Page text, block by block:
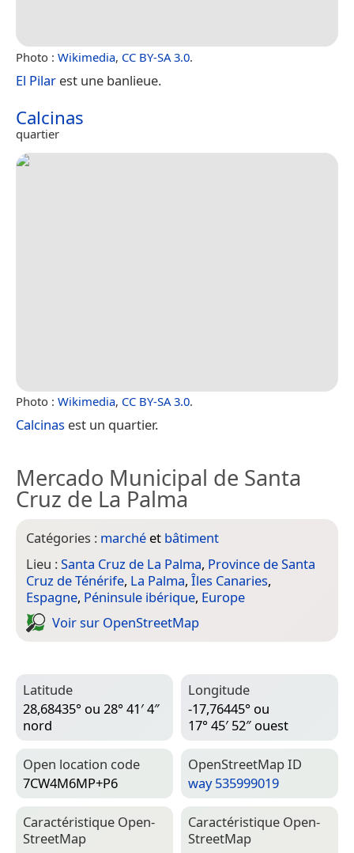
Photo : Wikimedia, CC BY-SA 3.0.
El Pilar est une banlieue.
Calcinas
quartier
Photo : Wikimedia, CC BY-SA 3.0.
Calcinas est un quartier.
Mercado Municipal de Santa
Cruz de La Palma
Catégories : marché et bâtiment
Lieu :Santa Cruz de La Palma, Province de Santa
Cruz de Ténérife, La Palma, Îles Canaries,
Espagne, Péninsule ibérique, Europe
Voir sur Open­Street­Map
Latitude
28,68435° ou 28° 41′ 4″
nord
Longitude
-17,76445° ou
17° 45′ 52″ ouest
Open location code
7CW4M6MP+P6
Open­Street­Map ID
way 535999019
Caractéristique Open­
Street­Map
Caractéristique Open­
Street­Map